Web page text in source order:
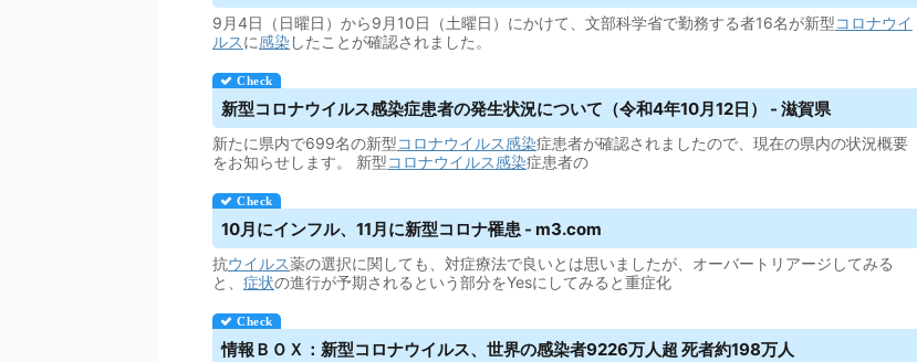
9月4日（日曜日）から9月10日（土曜日）にかけて、文部科学省で勤務する者16名が新型コロナウイ
ルスに感染 したことが確認されました。
新型コロナウイルス感染症患者の発生状況について（令和4年10月12日） - 滋賀県
新たに県内で699名の新型コロナウイルス感染症患者が確認されましたので、現在の県内の状況概要
をお知らせします。 新型コロナウイルス感染症患者の
10月にインフル、11月に新型コロナ罹患 - m3.com
抗ウイルス薬の選択に関しても、対症療法で良いとは思いましたが、オーバートリアージしてみる
と、 症状の進行が予期されるという部分をYesにしてみると重症化
情報ＢＯＸ：新型コロナウイルス、世界の感染者9226万人超 死者約198万人